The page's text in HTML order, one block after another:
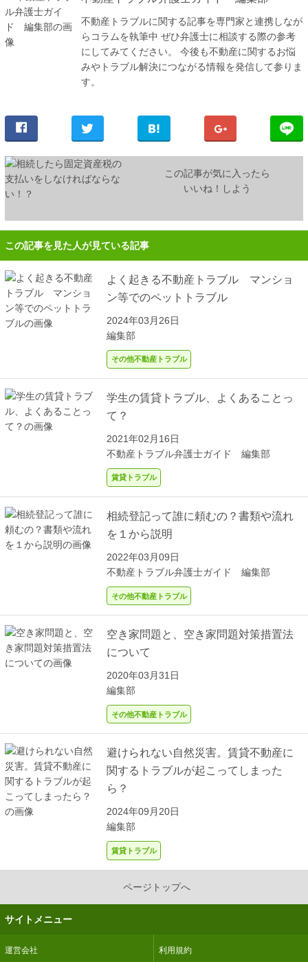
不動産トラブルに関する記事を専門家と連携しなが
らコラムを執筆中 ぜひ弁護士に相談する際の参考
にしてみてください。 今後も不動産に関するお悩
みやトラブル解決につながる情報を発信して参りま
す。
この記事が気に入ったら
いいね！しよう
この記事を見た人が見ている記事
よく起きる不動産トラブル マンショ
ン等でのペットトラブル
2024年03月26日
編集部
その他不動産トラブル
学生の賃貸トラブル、よくあることっ
て？
2021年02月16日
不動産トラブル弁護士ガイド 編集部
賃貸トラブル
相続登記って誰に頼むの？書類や流れ
を１から説明
2022年03月09日
不動産トラブル弁護士ガイド 編集部
その他不動産トラブル
空き家問題と、空き家問題対策措置法
について
2020年03月31日
編集部
その他不動産トラブル
避けられない自然災害。賃貸不動産に
関するトラブルが起こってしまった
ら？
2024年09月20日
編集部
賃貸トラブル
ページトップへ
サイトメニュー
運営会社 利用規約